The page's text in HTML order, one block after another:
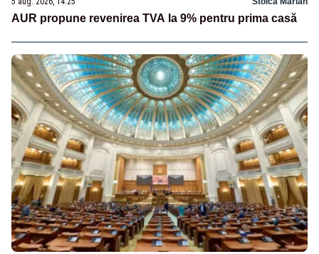
AUR propune revenirea TVA la 9% pentru prima casă